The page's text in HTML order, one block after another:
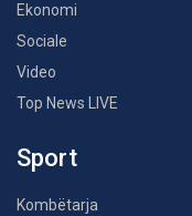
Ekonomi
Sociale
Video
Top News LIVE
Sport
Kombëtarja